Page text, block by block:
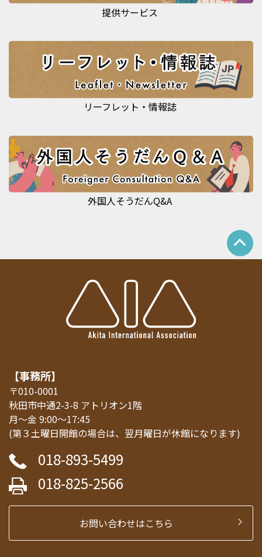
提供サービス
リーフレット・情報誌
外国人そうだんQ&A
【事務所】
〒010-0001
秋田市中通2-3-8 アトリオン1階
月～金 9:00～17:45
(第３土曜日開館の場合は、翌月曜日が休館になります)
018-893-5499
018-825-2566
お問い合わせはこちら